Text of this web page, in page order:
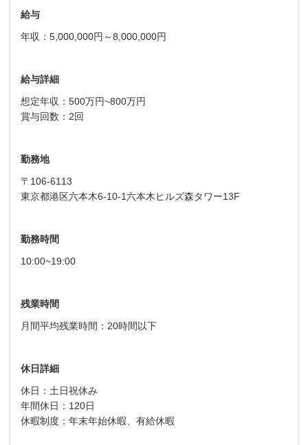
給与
年収：5,000,000円～8,000,000円
給与詳細
想定年収：500万円~800万円
賞与回数：2回
勤務地
〒106-6113
東京都港区六本木6-10-1六本木ヒルズ森タワー13F
勤務時間
10:00~19:00
残業時間
月間平均残業時間：20時間以下
休日詳細
休日：土日祝休み
年間休日：120日
休暇制度：年末年始休暇、有給休暇